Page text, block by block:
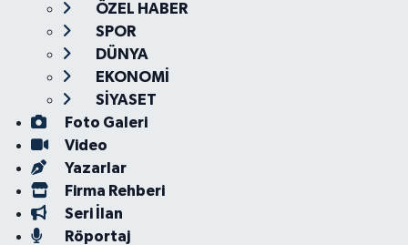
ÖZEL HABER
SPOR
DÜNYA
EKONOMİ
SİYASET
Foto Galeri
Video
Yazarlar
Firma Rehberi
Seri İlan
Röportaj